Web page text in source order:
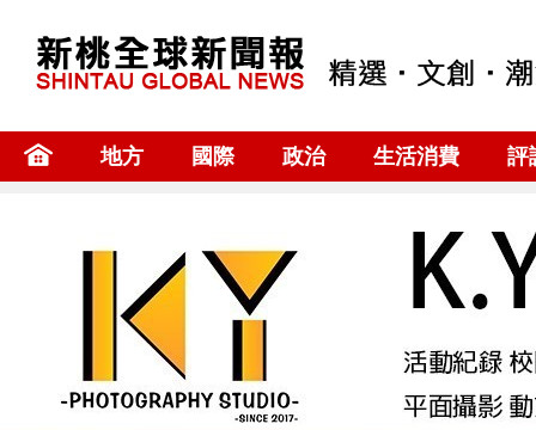
地方 國際 政治 生活消費 評